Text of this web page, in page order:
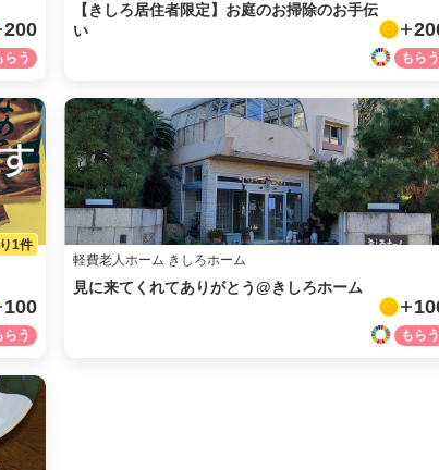
facebook
X
200
【きしろ居住者限定】お庭のお掃除のお手伝
い
100
1件
軽費老人ホーム きしろホーム
見に来てくれてありがとう@きしろホーム